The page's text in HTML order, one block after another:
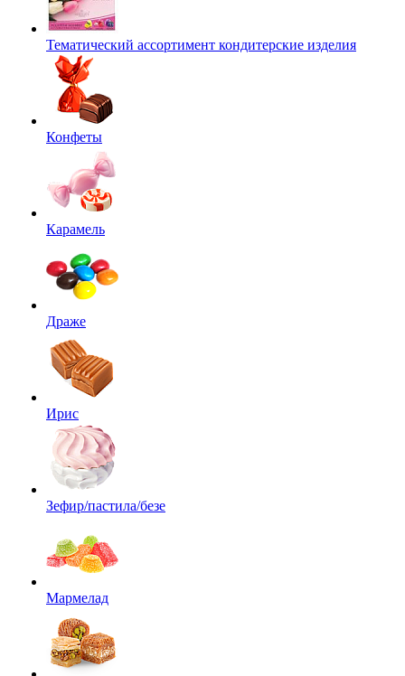
Тематический ассортимент кондитерские изделия
Конфеты
Карамель
Драже
Ирис
Зефир/пастила/безе
Мармелад